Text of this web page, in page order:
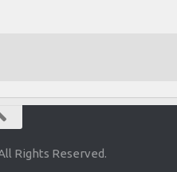
Rights Reserved.